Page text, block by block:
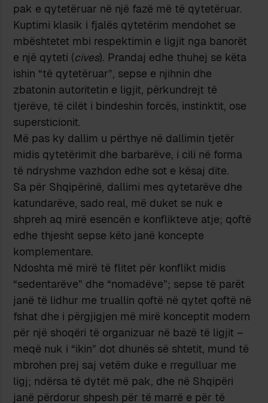
pak e qytetëruar në një fazë më të qytetëruar.
Kuptimi klasik i fjalës qytetërim mendohet se
mbështetet mbi respektimin e ligjit nga banorët
e një qyteti (cives). Prandaj edhe thuhej se këta
ishin “të qytetëruar”, sepse e njihnin dhe
zbatonin autoritetin e ligjit, përkundrejt të
tjerëve, të cilët i bindeshin forcës, instinktit, ose
supersticionit.
Më pas ky dallim u përthye në dallimin tjetër
midis qytetërimit dhe barbarëve, i cili në forma
të ndryshme vazhdon edhe sot e kësaj dite.
Sa për Shqipërinë, dallimi mes qytetarëve dhe
katundarëve, sado real, më duket se nuk e
shpreh aq mirë esencën e konflikteve atje; qoftë
edhe thjesht sepse këto janë koncepte
komplementare.
Ndoshta më mirë të flitet për konflikt midis
“sedentarëve” dhe “nomadëve”; sepse të parët
janë të lidhur me truallin qoftë në qytet qoftë në
fshat dhe i përgjigjen më mirë konceptit modern
për një shoqëri të organizuar në bazë të ligjit –
meqë nuk i “ikin” dot dhunës së shtetit, mund të
mbrohen prej saj vetëm duke e rregulluar me
ligj; ndërsa të dytët më pak, dhe në Shqipëri
janë përdorur shpesh për të marrë e për të